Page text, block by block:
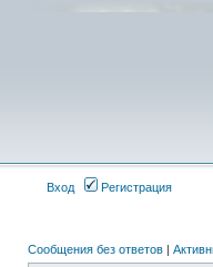
Вход Регистрация
Сообщения без ответов |